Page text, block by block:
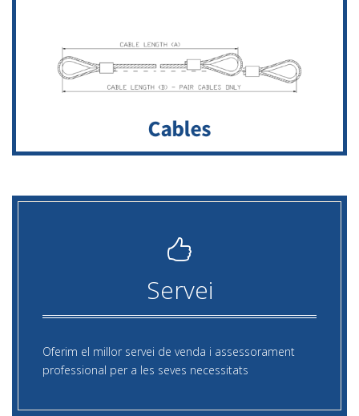
Servei
Oferim el millor servei de venda i assessorament
professional per a les seves necessitats